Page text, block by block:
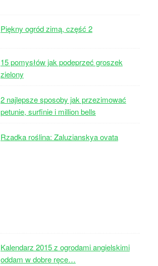
Piękny ogród zimą, część 2
15 pomysłów jak podeprzeć groszek
zielony
2 najlepsze sposoby jak przezimować
petunie, surfinie i million bells
Rzadka roślina: Zaluzianskya ovata
Kalendarz 2015 z ogrodami angielskimi
oddam w dobre ręce…